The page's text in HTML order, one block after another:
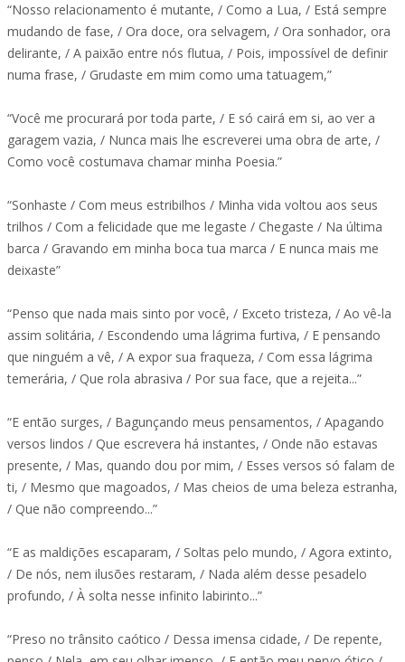
“Nosso relacionamento é mutante, / Como a Lua, / Está sempre
mudando de fase, / Ora doce, ora selvagem, / Ora sonhador, ora
delirante, / A paixão entre nós flutua, / Pois, impossível de definir
numa frase, / Grudaste em mim como uma tatuagem,”
“Você me procurará por toda parte, / E só cairá em si, ao ver a
garagem vazia, / Nunca mais lhe escreverei uma obra de arte, /
Como você costumava chamar minha Poesia.”
“Sonhaste / Com meus estribilhos / Minha vida voltou aos seus
trilhos / Com a felicidade que me legaste / Chegaste / Na última
barca / Gravando em minha boca tua marca / E nunca mais me
deixaste”
“Penso que nada mais sinto por você, / Exceto tristeza, / Ao vê-la
assim solitária, / Escondendo uma lágrima furtiva, / E pensando
que ninguém a vê, / A expor sua fraqueza, / Com essa lágrima
temerária, / Que rola abrasiva / Por sua face, que a rejeita...”
“E então surges, / Bagunçando meus pensamentos, / Apagando
versos lindos / Que escrevera há instantes, / Onde não estavas
presente, / Mas, quando dou por mim, / Esses versos só falam de
ti, / Mesmo que magoados, / Mas cheios de uma beleza estranha,
/ Que não compreendo...”
“E as maldições escaparam, / Soltas pelo mundo, / Agora extinto,
/ De nós, nem ilusões restaram, / Nada além desse pesadelo
profundo, / À solta nesse infinito labirinto...”
“Preso no trânsito caótico / Dessa imensa cidade, / De repente,